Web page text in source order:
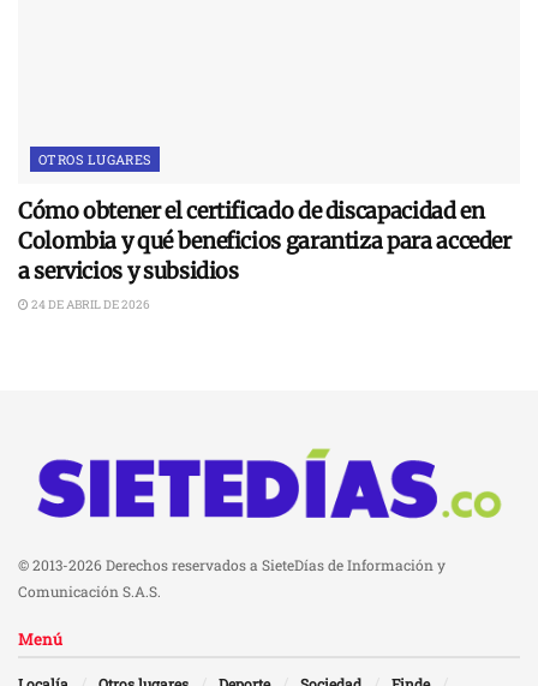
OTROS LUGARES
Cómo obtener el certificado de discapacidad en
Colombia y qué beneficios garantiza para acceder
a servicios y subsidios
24 DE ABRIL DE 2026
© 2013-2026 Derechos reservados a SieteDías de Información y
Comunicación S.A.S.
Menú